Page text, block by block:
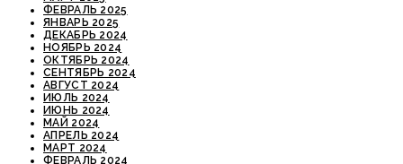
ФЕВРАЛЬ 2025
ЯНВАРЬ 2025
ДЕКАБРЬ 2024
НОЯБРЬ 2024
ОКТЯБРЬ 2024
СЕНТЯБРЬ 2024
АВГУСТ 2024
ИЮЛЬ 2024
ИЮНЬ 2024
МАЙ 2024
АПРЕЛЬ 2024
МАРТ 2024
ФЕВРАЛЬ 2024